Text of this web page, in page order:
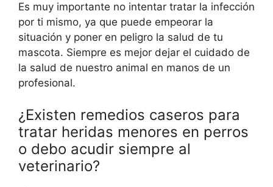
Es muy importante no intentar tratar la infección
por ti mismo, ya que puede empeorar la
situación y poner en peligro la salud de tu
mascota. Siempre es mejor dejar el cuidado de
la salud de nuestro animal en manos de un
profesional.
¿Existen remedios caseros para
tratar heridas menores en perros
o debo acudir siempre al
veterinario?